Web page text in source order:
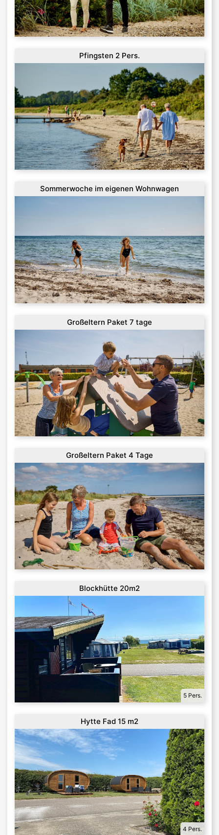
Pfingsten 2 Pers.
Sommerwoche im eigenen Wohnwagen
Großeltern Paket 7 tage
Großeltern Paket 4 Tage
Blockhütte 20m2
5 Pers.
Hytte Fad 15 m2
4 Pers.